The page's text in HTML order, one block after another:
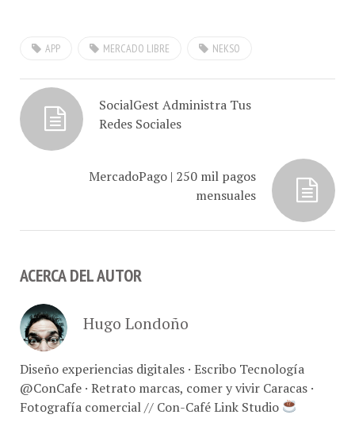
APP MERCADO LIBRE NEKSO
SocialGest Administra Tus
Redes Sociales
MercadoPago | 250 mil pagos
mensuales
ACERCA DEL AUTOR
Hugo Londoño
Diseño experiencias digitales · Escribo Tecnología
@ConCafe · Retrato marcas, comer y vivir Caracas ·
Fotografía comercial // Con-Café Link Studio